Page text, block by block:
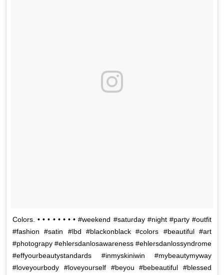
Colors. • • • • • • • • #weekend #saturday #night #party #outfit
#fashion #satin #lbd #blackonblack #colors #beautiful #art
#photograpy #ehlersdanlosawareness #ehlersdanlossyndrome
#effyourbeautystandards #inmyskiniwin #mybeautymyway
#loveyourbody #loveyourself #beyou #bebeautiful #blessed